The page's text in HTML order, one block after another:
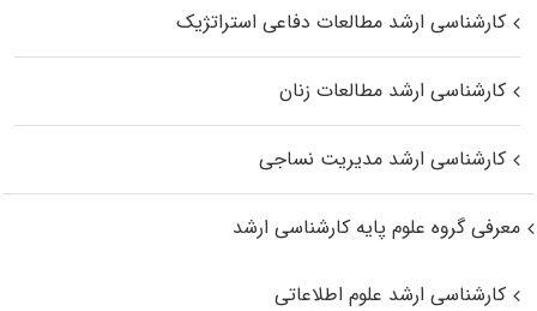
کارشناسی ارشد مطالعات دفاعی استراتژیک
کارشناسی ارشد مطالعات زنان
کارشناسی ارشد مدیریت نساجی
معرفی گروه علوم پایه کارشناسی ارشد
کارشناسی ارشد علوم اطلاعاتی